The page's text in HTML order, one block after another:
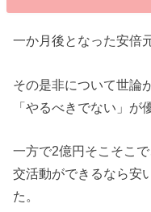
一か月後となった安倍
その是非について世論
「やるべきでない」が
一方で2億円そこそこ
交活動ができるなら安
た。